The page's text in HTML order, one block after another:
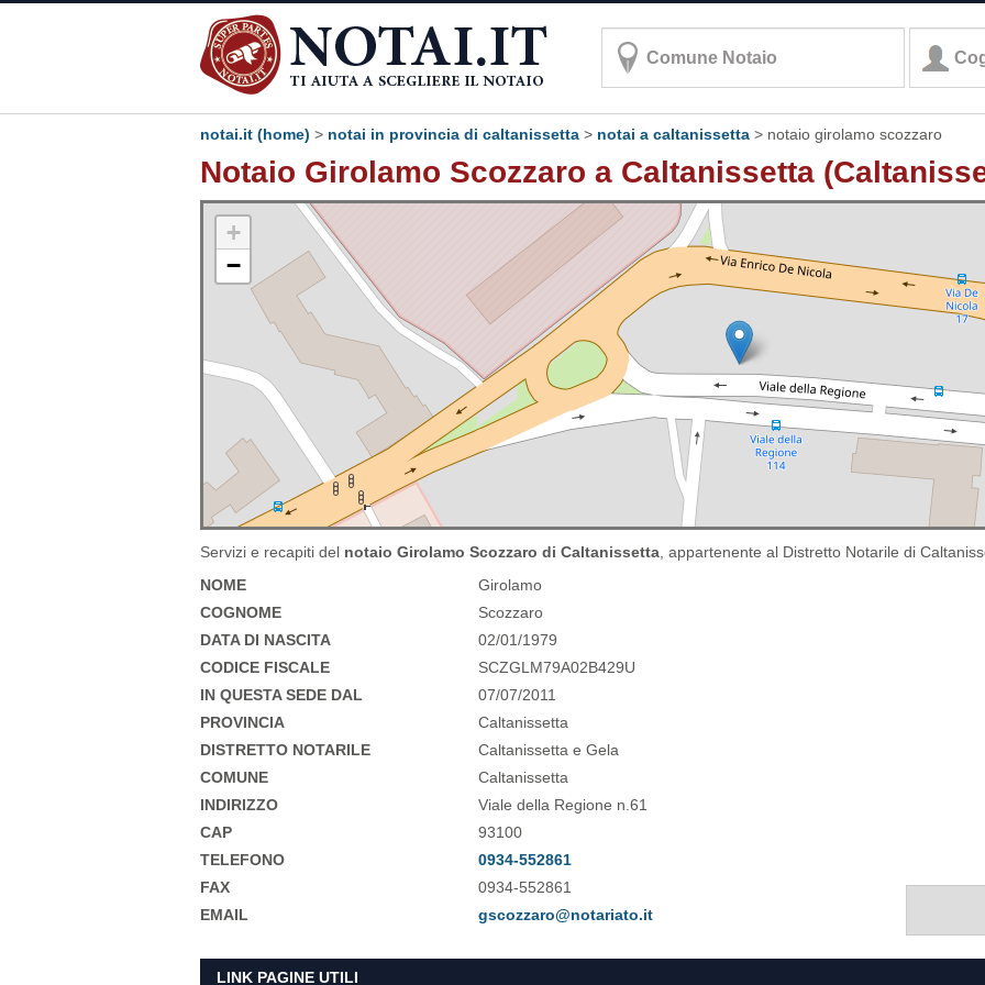
notai.it (home) > notai in provincia di caltanissetta > notai a caltanissetta > notaio girolamo scozzaro
Notaio Girolamo Scozzaro a Caltanissetta
+
−
Servizi e recapiti del notaio Girolamo Scozzaro di Caltanissetta , appartenente al Distretto Notarile di
NOME
Girolamo
COGNOME
Scozzaro
DATA DI NASCITA
02/01/1979
CODICE FISCALE
SCZGLM79A02B429U
IN QUESTA SEDE DAL
07/07/2011
PROVINCIA
Caltanissetta
DISTRETTO NOTARILE
Caltanissetta e Gela
COMUNE
Caltanissetta
INDIRIZZO
Viale della Regione n.61
CAP
93100
TELEFONO
0934-552861
FAX
0934-552861
EMAIL
gscozzaro@notariato.it
LINK PAGINE UTILI